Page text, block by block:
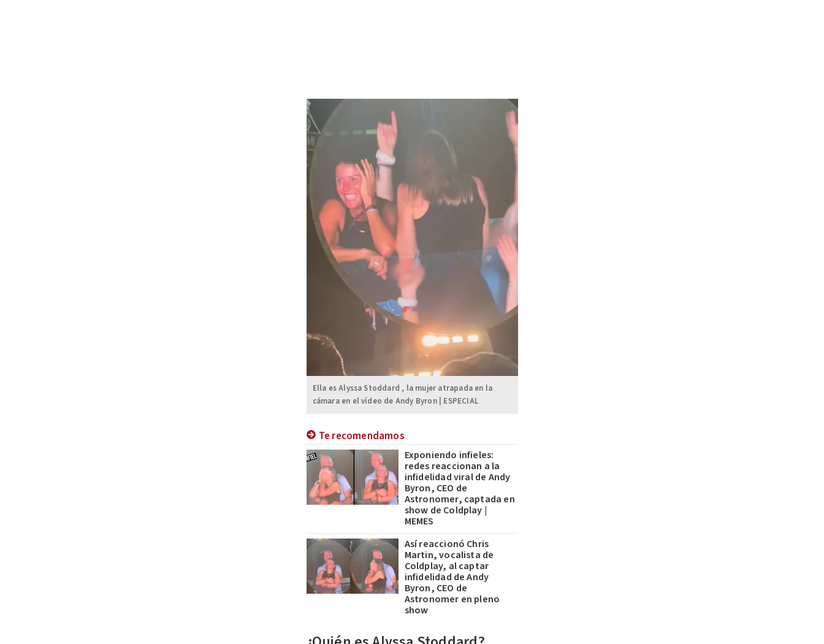
Ella es Alyssa Stoddard , la mujer atrapada en la
cámara en el vídeo de Andy Byron | ESPECIAL
Te recomendamos
Exponiendo infieles:
redes reaccionan a la
infidelidad viral de Andy
Byron, CEO de
Astronomer, captada en
show de Coldplay |
MEMES
Así reaccionó Chris
Martin, vocalista de
Coldplay, al captar
infidelidad de Andy
Byron, CEO de
Astronomer en pleno
show